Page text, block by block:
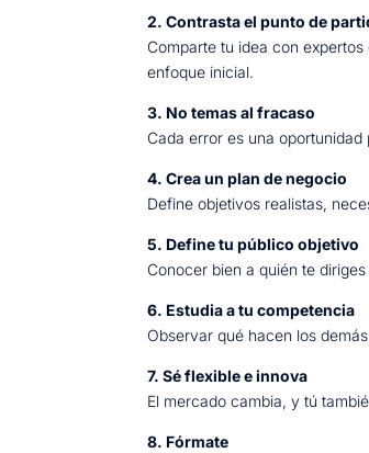
2. Contrasta el punto de
Comparte tu idea con
enfoque inicial.
3. No temas al fracaso
Cada error es una
4. Crea un plan de negocio
Define objetivos realistas,
5. Define tu público objetivo
Conocer bien a quién te
6. Estudia a tu competencia
Observar qué hacen los
7. Sé flexible e innova
El mercado cambia, y tú
8. Fórmate